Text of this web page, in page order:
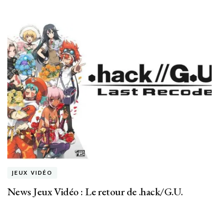
JEUX VIDÉO
News Jeux Vidéo : Le retour de .hack/G.U.